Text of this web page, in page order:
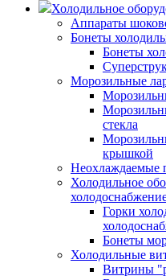
Холодильное
Аппараты
Бонеты
Бонеты
Морозильные
стекла
крышкой
Неохлаждаемые
Холодильное
Горки
Бонеты
Холодильные
Витрины